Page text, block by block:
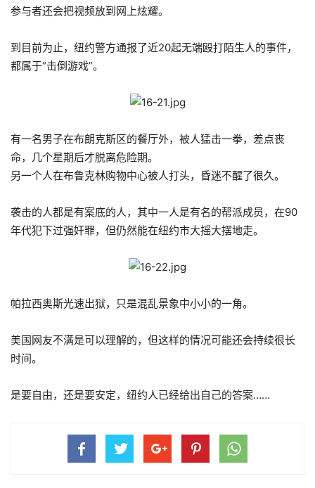
参与者还会把视频放到网上炫耀。
到目前为止，纽约警方通报了近20起无端殴打陌生人的事件，
都属于“击倒游戏”。
有一名男子在布朗克斯区的餐厅外，被人猛击一拳，差点丧
命，几个星期后才脱离危险期。
另一个人在布鲁克林购物中心被人打头，昏迷不醒了很久。
袭击的人都是有案底的人，其中一人是有名的帮派成员，在90
年代犯下过强奸罪，但仍然能在纽约市大摇大摆地走。
帕拉西奥斯光速出狱，只是混乱景象中小小的一角。
美国网友不满是可以理解的，但这样的情况可能还会持续很长
时间。
是要自由，还是要安定，纽约人已经给出自己的答案……